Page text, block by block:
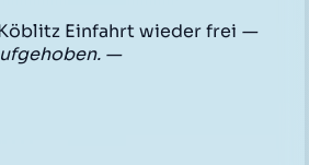
Einfahrt wieder frei —
—